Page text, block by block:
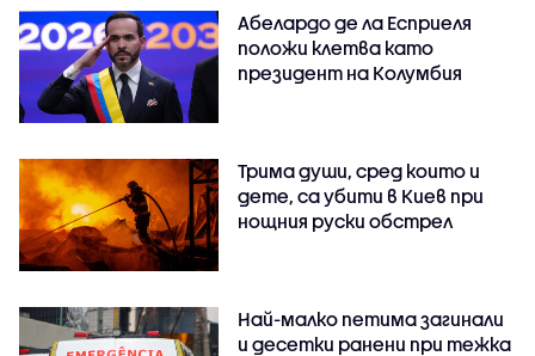
Абелардо де ла Есприеля
положи клетва като
президент на Колумбия
Трима души, сред които и
дете, са убити в Киев при
нощния руски обстрел
Най-малко петима загинали
и десетки ранени при тежка